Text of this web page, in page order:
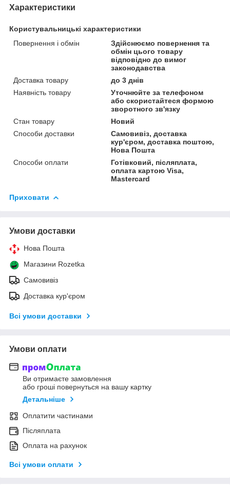
Характеристики
Користувальницькі характеристики
Повернення і обмін
Здійснюємо повернення та
обмін цього товару
відповідно до вимог
законодавства
Доставка товару
до 3 днів
Наявність товару
Уточнюйте за телефоном
або скористайтеся формою
зворотного зв'язку
Стан товару
Новий
Способи доставки
Самовивіз, доставка
кур'єром, доставка поштою,
Нова Пошта
Способи оплати
Готівковий, післяплата,
оплата картою Visa,
Mastercard
Приховати
Умови доставки
Нова Пошта
Магазини Rozetka
Самовивіз
Доставка кур'єром
Всі умови доставки
Умови оплати
Ви отримаєте замовлення
або гроші повернуться на вашу картку
Детальніше
Оплатити частинами
Післяплата
Оплата на рахунок
Всі умови оплати